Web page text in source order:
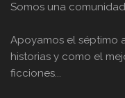
Somos una
Apoyamos el séptimo
historias y como el
ficciones...